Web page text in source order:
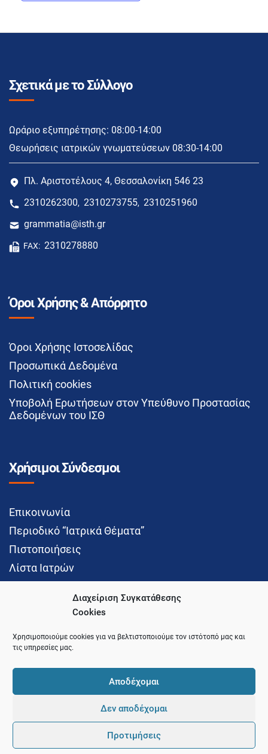
Διαχείριση Συγκατάθεσης
Cookies
Χρησιμοποιούμε cookies για να βελτιστοποιούμε τον ιστότοπό μας και
τις υπηρεσίες μας.
Αποδέχομαι
Δεν αποδέχομαι
Προτιμήσεις
Σχετικά με το Σύλλογο
Ωράριο εξυπηρέτησης: 08:00-14:00
Θεωρήσεις ιατρικών γνωματεύσεων 08:30-14:00
Πλ. Αριστοτέλους 4, Θεσσαλονίκη 546 23
2310262300, 2310273755, 2310251960
grammatia@isth.gr
FAX: 2310278880
Όροι Χρήσης & Απόρρητο
Όροι Χρήσης Ιστοσελίδας
Προσωπικά Δεδομένα
Πολιτική cookies
Υποβολή Ερωτήσεων στον Υπεύθυνο Προστασίας
Δεδομένων του ΙΣΘ
Χρήσιμοι Σύνδεσμοι
Επικοινωνία
Περιοδικό “Ιατρικά Θέματα”
Πιστοποιήσεις
Λίστα Ιατρών
Social Media
© 2021 Ιατρικός Σύλλογος Θεσσαλονίκης
Development and Hosting byPointer